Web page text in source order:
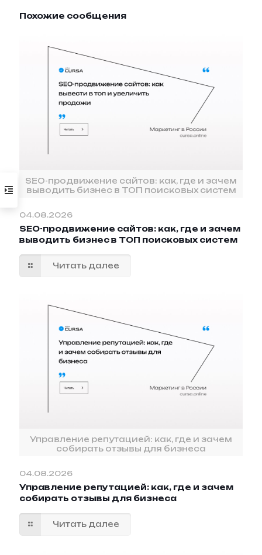
Похожие сообщения
SEO-продвижение сайтов: как, где и зачем
выводить бизнес в ТОП поисковых систем
04.08.2026
SEO-продвижение сайтов: как, где и зачем
выводить бизнес в ТОП поисковых систем
Читать далее
Управление репутацией: как, где и зачем
собирать отзывы для бизнеса
04.08.2026
Управление репутацией: как, где и зачем
собирать отзывы для бизнеса
Читать далее